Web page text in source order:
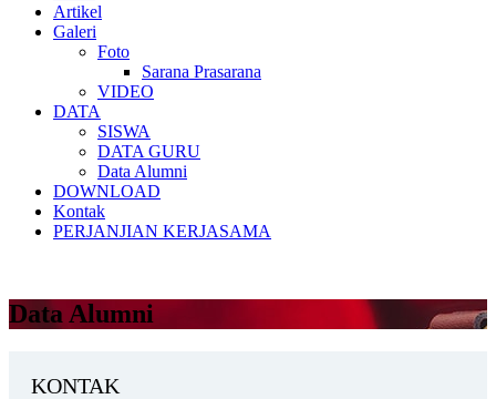
Artikel
Galeri
Foto
Sarana Prasarana
VIDEO
DATA
SISWA
DATA GURU
Data Alumni
DOWNLOAD
Kontak
PERJANJIAN KERJASAMA
Data Alumni
KONTAK